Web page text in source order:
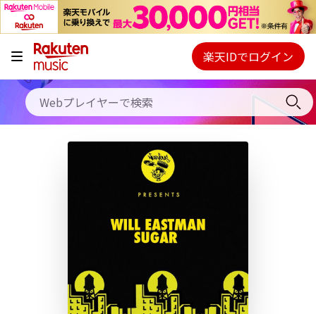
キャンペーン
料金プラン
使い方
Webプレイヤー
ご契約内容の確認・変更
楽天IDでログイン